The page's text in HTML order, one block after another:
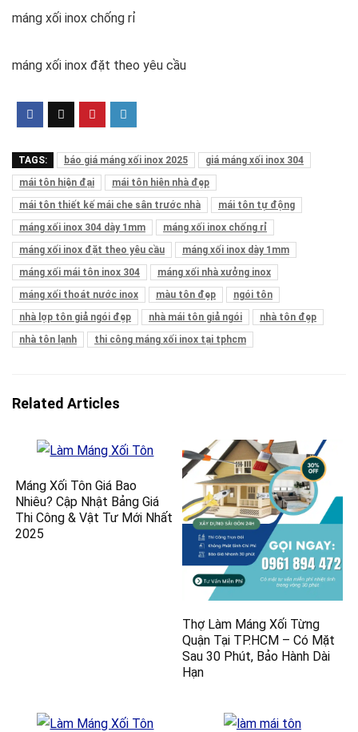
máng xối inox chống rỉ
máng xối inox đặt theo yêu cầu
TAGS: báo giá máng xối inox 2025
giá máng xối inox 304
mái tôn hiện đại
mái tôn hiên nhà đẹp
mái tôn thiết kế mái che sân trước nhà
mái tôn tự động
máng xối inox 304 dày 1mm
máng xối inox chống rỉ
máng xối inox đặt theo yêu cầu
máng xối inox dày 1mm
máng xối mái tôn inox 304
máng xối nhà xưởng inox
máng xối thoát nước inox
màu tôn đẹp
ngói tôn
nhà lợp tôn giả ngói đẹp
nhà mái tôn giả ngói
nhà tôn đẹp
nhà tôn lạnh
thi công máng xối inox tại tphcm
Related Articles
Máng Xối Tôn Giá Bao
Nhiêu? Cập Nhật Bảng Giá
Thi Công & Vật Tư Mới Nhất
2025
Thợ Làm Máng Xối Từng
Quận Tại TP.HCM – Có Mặt
Sau 30 Phút, Bảo Hành Dài
Hạn